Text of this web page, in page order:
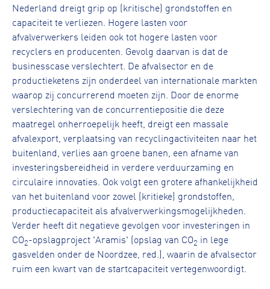
Nederland dreigt grip op (kritische) grondstoffen en
capaciteit te verliezen. Hogere lasten voor
afvalverwerkers leiden ook tot hogere lasten voor
recyclers en producenten. Gevolg daarvan is dat de
businesscase verslechtert. De afvalsector en de
productieketens zijn onderdeel van internationale markten
waarop zij concurrerend moeten zijn. Door de enorme
verslechtering van de concurrentiepositie die deze
maatregel onherroepelijk heeft, dreigt een massale
afvalexport, verplaatsing van recyclingactiviteiten naar het
buitenland, verlies aan groene banen, een afname van
investeringsbereidheid in verdere verduurzaming en
circulaire innovaties. Ook volgt een grotere afhankelijkheid
van het buitenland voor zowel (kritieke) grondstoffen,
productiecapaciteit als afvalverwerkingsmogelijkheden.
Verder heeft dit negatieve gevolgen voor investeringen in
CO2-opslagproject 'Aramis' (opslag van CO2 in lege
gasvelden onder de Noordzee, red.), waarin de afvalsector
ruim een kwart van de startcapaciteit vertegenwoordigt.